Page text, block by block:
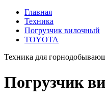
Главная
Техника
Погрузчик вилочный
TOYOTA
Техника для
Погрузчик